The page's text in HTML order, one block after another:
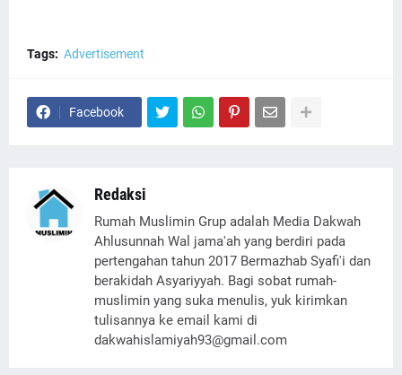
Tags: Advertisement
Facebook
Redaksi
Rumah Muslimin Grup adalah Media Dakwah
Ahlusunnah Wal jama'ah yang berdiri pada
pertengahan tahun 2017 Bermazhab Syafi'i dan
berakidah Asyariyyah. Bagi sobat rumah-
muslimin yang suka menulis, yuk kirimkan
tulisannya ke email kami di
dakwahislamiyah93@gmail.com